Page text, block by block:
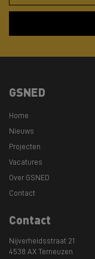
GSNED
Home
Nieuws
Projecten
Vacatures
Over GSNED
Contact
Contact
Nijverheidsstraat 21
4538 AX Terneuzen